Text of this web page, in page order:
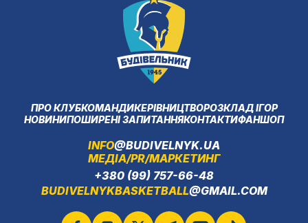
ПРО КЛУБКОМАНДИКЕРІВНИЦТВОРОЗКЛАД ІГОР
НОВИНИПОШИРЕНІ ЗАПИТАННЯКОНТАКТИФАНШОП
INFO@BUDIVELNYK.UA
МЕДІА/PR/МАРКЕТИНГ
+380 (99) 757-66-48
BUDIVELNYKBASKETBALL@GMAIL.COM